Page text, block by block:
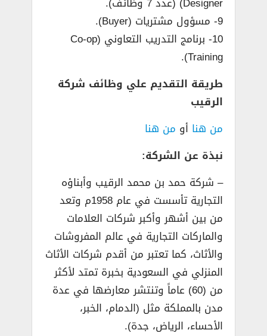
9- مسؤول مشتريات (Buyer).
10- برنامج التدريب التعاوني (Co-op
Training).
طريقة التقديم علي وظائف شركة
الرقيب
من هنا أو من هنا
نبذة عن الشركة:
– شركة حمد بن محمد الرقيب وأبناؤه
التجارية تأسست في عام 1958م وتعد
من بين أشهر وأكبر شركات العلامات
والماركات التجارية في عالم المفروشات
والأثاث، كما تعتبر من أقدم شركات الأثاث
المنزلي في السعودية بخبرة تمتد لأكثر
من (60) عاماً وتنتشر معارضها في عدة
مدن بالمملكة مثل (الدمام، الخبر،
الأحساء، الرياض، جدة).